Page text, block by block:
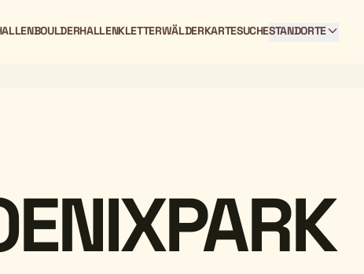
BOULDERHALLENKLETTERWÄLDERKARTESUCHESTANDORTE